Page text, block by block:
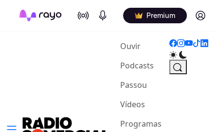
On Air Podcasts Premium Log in
Ouvir(current)
Podcasts
Passou
Vídeos
Programas